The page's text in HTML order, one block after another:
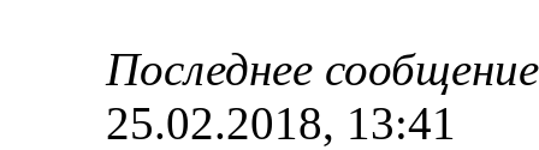
Последнее
25.02.2018, 13:41